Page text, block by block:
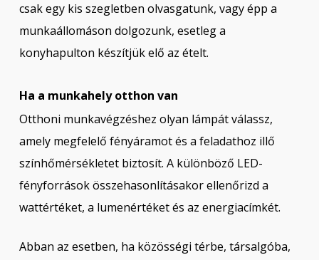
csak egy kis szegletben olvasgatunk, vagy épp a
munkaállomáson dolgozunk, esetleg a
konyhapulton készítjük elő az ételt.
Ha a munkahely otthon van
Otthoni munkavégzéshez olyan lámpát válassz,
amely megfelelő fényáramot és a feladathoz illő
színhőmérsékletet biztosít. A különböző LED-
fényforrások összehasonlításakor ellenőrizd a
wattértéket, a lumenértéket és az energiacímkét.
Abban az esetben, ha közösségi térbe, társalgóba,